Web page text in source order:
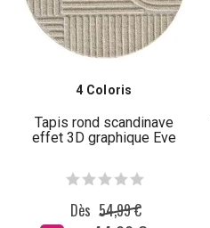
4 Coloris
Tapis rond scandinave
effet 3D graphique Eve
Dès 54,99 €